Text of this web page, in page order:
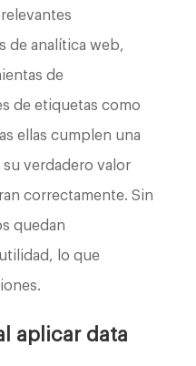
de analítica web,
de
de etiquetas como
ellas cumplen una
verdadero valor
correctamente. Sin
quedan
lo que
aplicar data